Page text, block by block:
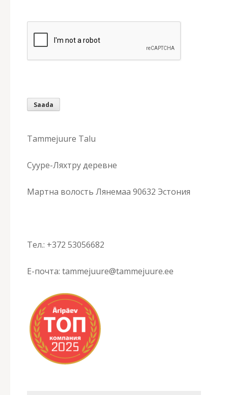
Tammejuure Talu
Сууре-Ляхтру деревне
Мартна волость Лянемаа 90632 Эстония
Тел.: +372 53056682
E-почта: tammejuure@tammejuure.ee